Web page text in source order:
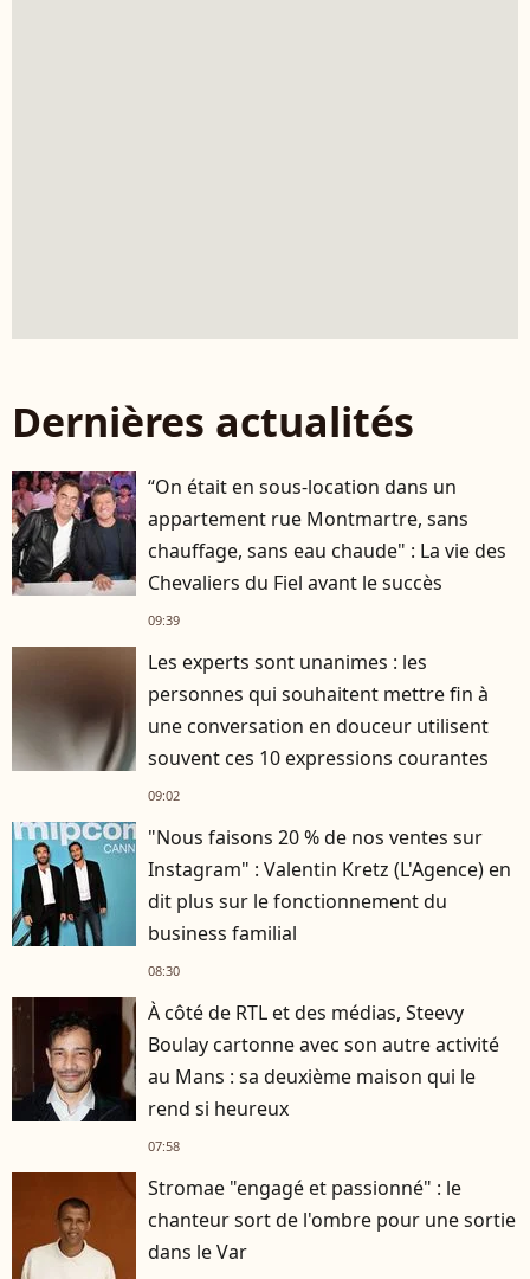
Dernières actualités
“On était en sous-location dans un
appartement rue Montmartre, sans
chauffage, sans eau chaude" : La vie des
Chevaliers du Fiel avant le succès
09:39
Les experts sont unanimes : les
personnes qui souhaitent mettre fin à
une conversation en douceur utilisent
souvent ces 10 expressions courantes
09:02
"Nous faisons 20 % de nos ventes sur
Instagram" : Valentin Kretz (L'Agence) en
dit plus sur le fonctionnement du
business familial
08:30
À côté de RTL et des médias, Steevy
Boulay cartonne avec son autre activité
au Mans : sa deuxième maison qui le
rend si heureux
07:58
Stromae "engagé et passionné" : le
chanteur sort de l'ombre pour une sortie
dans le Var